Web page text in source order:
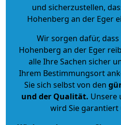
und sicherzustellen,
Hohenberg an der Eger
Wir sorgen dafür,
Hohenberg an der Eger
alle Ihre Sachen sicher
Ihrem Bestimmungsort
Sie sich selbst von den
und der Qualität. Unsere
wird Sie garantiert